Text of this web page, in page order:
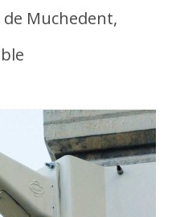
Muchedent,